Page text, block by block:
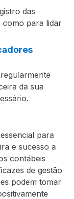
das
como para lidar
da sua
para
e sucesso a
contábeis
de gestão
podem tomar